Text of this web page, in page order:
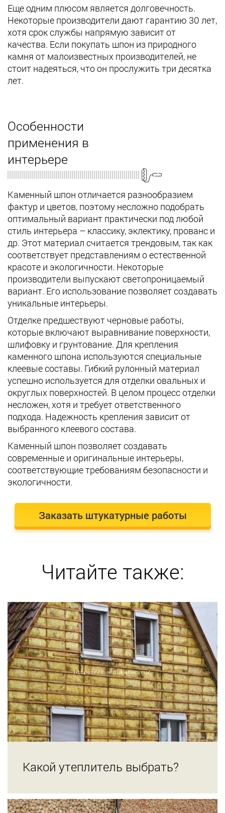
Еще одним плюсом является долговечность.
Некоторые производители дают гарантию 30 лет,
хотя срок службы напрямую зависит от
качества. Если покупать шпон из природного
камня от малоизвестных производителей, не
стоит надеяться, что он прослужить три десятка
лет.
Особенности
применения в
интерьере
Каменный шпон отличается разнообразием
фактур и цветов, поэтому несложно подобрать
оптимальный вариант практически под любой
стиль интерьера – классику, эклектику, прованс и
др. Этот материал считается трендовым, так как
соответствует представлениям о естественной
красоте и экологичности. Некоторые
производители выпускают светопроницаемый
вариант. Его использование позволяет создавать
уникальные интерьеры.
Отделке предшествуют черновые работы,
которые включают выравнивание поверхности,
шлифовку и грунтование. Для крепления
каменного шпона используются специальные
клеевые составы. Гибкий рулонный материал
успешно используется для отделки овальных и
округлых поверхностей. В целом процесс отделки
несложен, хотя и требует ответственного
подхода. Надежность крепления зависит от
выбранного клеевого состава.
Каменный шпон позволяет создавать
современные и оригинальные интерьеры,
соответствующие требованиям безопасности и
экологичности.
Заказать штукатурные работы
Читайте также:
Какой утеплитель выбрать?